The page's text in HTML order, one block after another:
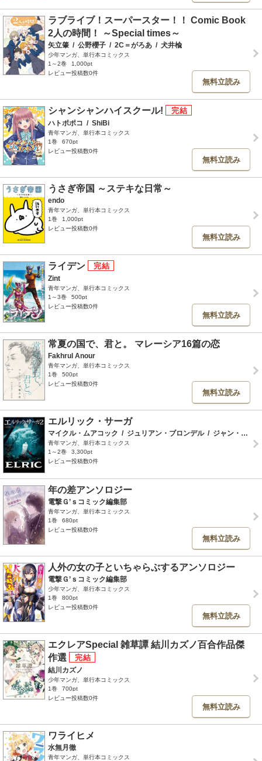
ラブライブ！スーパースター！！ Comic Book
2人の時間！ ～Special times～
矢立肇 / 公野櫻子 / 2C＝がろあ / 犬井楡
少年マンガ、単行本コミックス
1～2巻
1,000pt
レビュー投稿数0件
無料立読み
シャンシャンハイスクール!
ハトポポコ / ShiBi
青年マンガ、単行本コミックス
1巻
670pt
レビュー投稿数0件
無料立読み
うさぎ帝国 ～ステキな日常～
endo
青年マンガ、単行本コミックス
1巻
1,000pt
レビュー投稿数0件
無料立読み
ライデン
Zint
青年マンガ、単行本コミックス
1～3巻
500pt
レビュー投稿数0件
無料立読み
常夏の国で、君と。 マレーシア16篇の恋
Fakhrul Anour
青年マンガ、単行本コミックス
1巻
500pt
レビュー投稿数0件
無料立読み
エルリック・サーガ
マイクル・ムアコック / ジュリアン・ブロンデル / ジャン・リュック・カノ
青年マンガ、単行本コミックス
1～2巻
3,300pt
レビュー投稿数0件
年の差アンソロジー
電撃Ｇ’ｓコミック編集部
青年マンガ、単行本コミックス
1巻
680pt
レビュー投稿数0件
無料立読み
人外の女の子といちゃらぶするアンソロジー
電撃Ｇ’ｓコミック編集部
少年マンガ、単行本コミックス
1巻
800pt
レビュー投稿数0件
無料立読み
エクレアSpecial 雑草譚 結川カズノ百合作品傑
作選
結川カズノ
少年マンガ、単行本コミックス
1巻
700pt
レビュー投稿数0件
無料立読み
ワライヒメ
水無月徹
青年マンガ、単行本コミックス